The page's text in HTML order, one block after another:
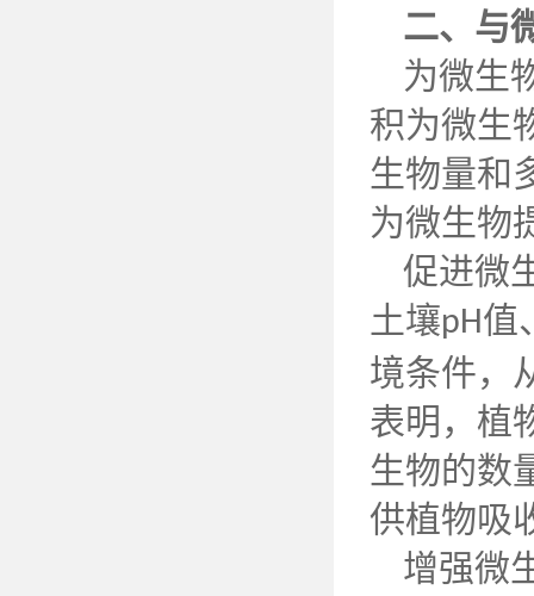
二、与
为微生
积为微生
生物量和
为微生物
促进微
土壤pH值
境条件，
表明，植
生物的数
供植物吸
增强微